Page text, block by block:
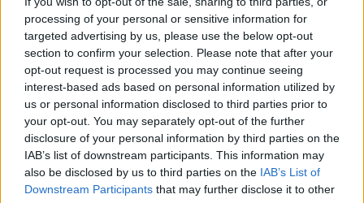
processing of your personal or sensitive information for
targeted advertising by us, please use the below opt-out
section to confirm your selection. Please note that after your
opt-out request is processed you may continue seeing
interest-based ads based on personal information utilized by
us or personal information disclosed to third parties prior to
your opt-out. You may separately opt-out of the further
disclosure of your personal information by third parties on the
IAB’s list of downstream participants. This information may
also be disclosed by us to third parties on the IAB’s List of
Downstream Participants that may further disclose it to other